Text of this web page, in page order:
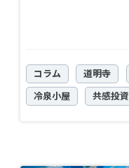
コラム 道明寺
冷泉小屋 共感投資